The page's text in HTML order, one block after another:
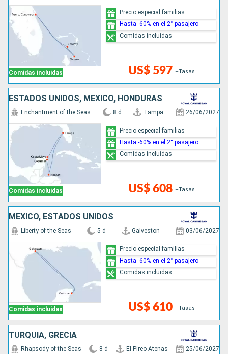
Comidas incluidas US$ 597 +Tasas
Precio especial familias
Hasta -60% en el 2° pasajero
Comidas incluidas
ESTADOS UNIDOS, MÉXICO, HONDURAS
Comidas incluidas
Enchantment of the Seas 8 d Tampa 26/06/2027
US$ 608 +Tasas
Precio especial familias
Hasta -60% en el 2° pasajero
Comidas incluidas
MÉXICO, ESTADOS UNIDOS
Comidas incluidas
Liberty of the Seas 5 d Galveston 03/06/2027
US$ 610 +Tasas
Precio especial familias
Hasta -60% en el 2° pasajero
Comidas incluidas
TURQUÍA, GRECIA
Rhapsody of the Seas 8 d El Pireo Atenas 25/06/2027